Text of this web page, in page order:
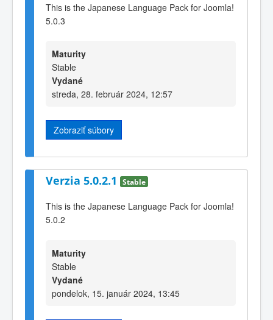
This is the Japanese Language Pack for Joomla!
5.0.3
Maturity
Stable
Vydané
streda, 28. február 2024, 12:57
Zobraziť súbory
Verzia 5.0.2.1 Stable
This is the Japanese Language Pack for Joomla!
5.0.2
Maturity
Stable
Vydané
pondelok, 15. január 2024, 13:45